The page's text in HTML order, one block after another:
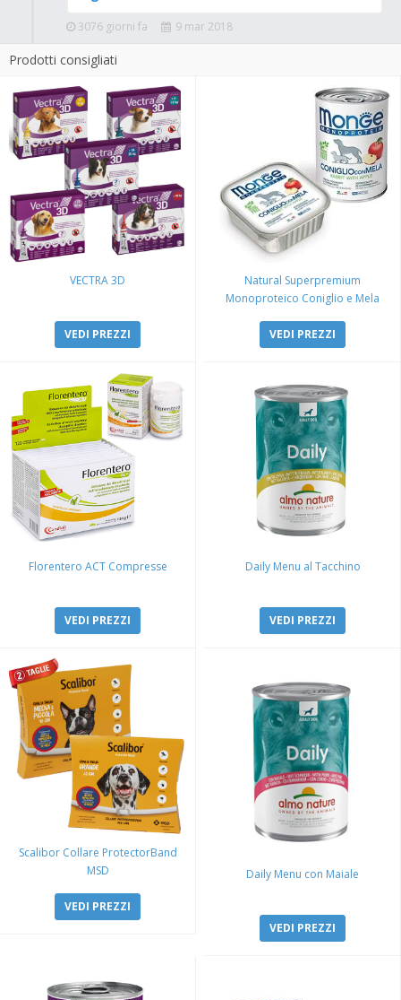
3076 giorni fa 9 mar 2018
Prodotti consigliati
VECTRA 3D
VEDI PREZZI
Natural Superpremium
Monoproteico Coniglio e Mela
VEDI PREZZI
Florentero ACT Compresse
VEDI PREZZI
Daily Menu al Tacchino
VEDI PREZZI
Scalibor Collare ProtectorBand
MSD
VEDI PREZZI
Daily Menu con Maiale
VEDI PREZZI